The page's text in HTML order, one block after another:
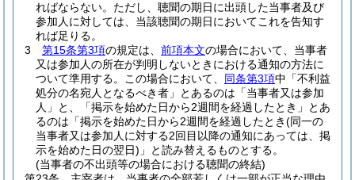
ればならない。 ただし、聴聞の期日に出頭した当事者及び
参加人に対しては、当該聴聞の期日においてこれを告知す
れば足りる。
3
第15条第3項の規定は、 前項本文の場合において、当事者
又は参加人の所在が判明しないときにおける通知の方法に
ついて準用する。
この場合において、 同条第3項中「不利益
処分の名宛人となるべき者」とあるのは「当事者又は参加
人」と、「掲示を始めた日から2週間を経過したとき」とあ
るのは「掲示を始めた日から2週間を経過したとき(同一の
当事者又は参加人に対する2回目以降の通知にあっては、掲
示を始めた日の翌日) 」と読み替えるものとする。
(当事者の不出頭等の場合における聴聞の終結)